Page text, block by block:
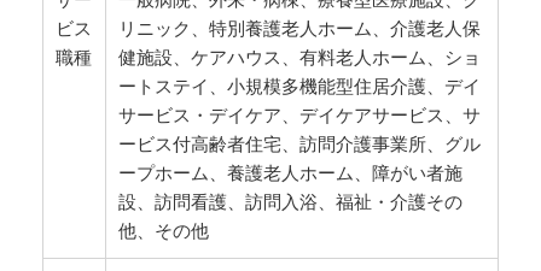
ビス
職種
リニック、特別養護老人ホーム、介護老人保
健施設、ケアハウス、有料老人ホーム、ショ
ートステイ、小規模多機能型住居介護、デイ
サービス・デイケア、デイケアサービス、サ
ービス付高齢者住宅、訪問介護事業所、グル
ープホーム、養護老人ホーム、障がい者施
設、訪問看護、訪問入浴、福祉・介護その
他、その他